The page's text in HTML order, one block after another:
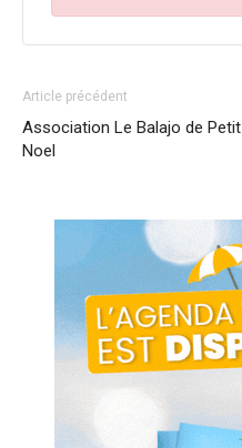
Article précédent
Association Le Balajo de Petit
Noel